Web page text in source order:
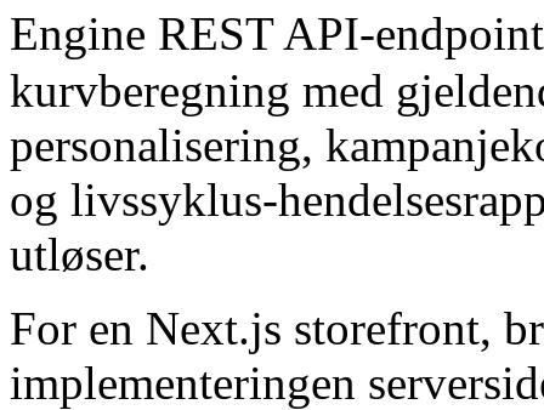
Engine REST API-
kurvberegning med
personalisering,
og livssyklus-
utløser.
For en Next.js storefront,
implementeringen